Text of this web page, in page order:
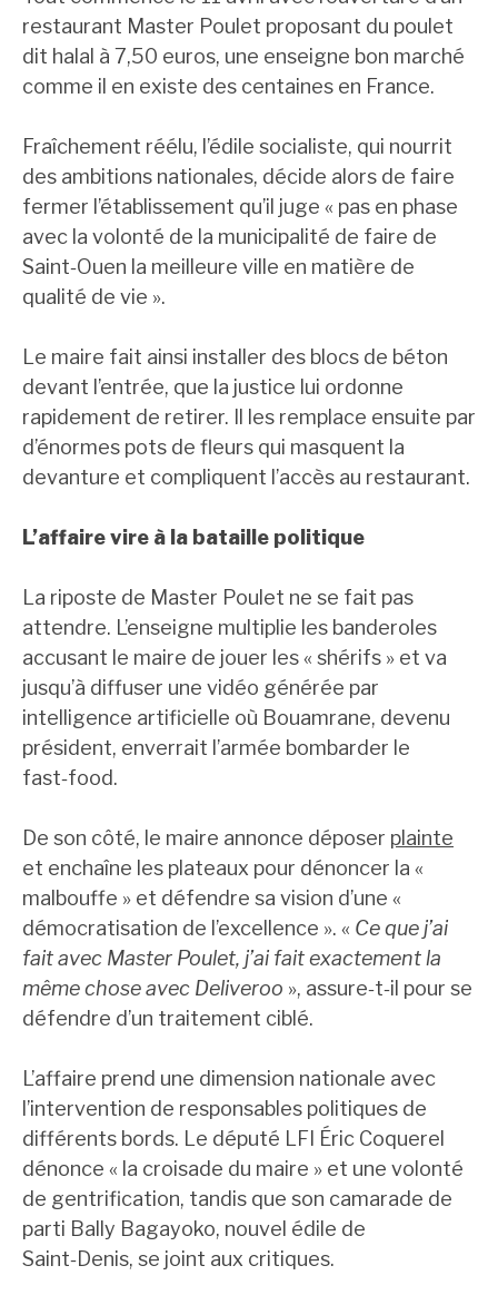
restaurant Master Poulet proposant du poulet
dit halal à 7,50 euros, une enseigne bon marché
comme il en existe des centaines en France.
Fraîchement réélu, l’édile socialiste, qui nourrit
des ambitions nationales, décide alors de faire
fermer l’établissement qu’il juge « pas en phase
avec la volonté de la municipalité de faire de
Saint‑Ouen la meilleure ville en matière de
qualité de vie ».
Le maire fait ainsi installer des blocs de béton
devant l’entrée, que la justice lui ordonne
rapidement de retirer. Il les remplace ensuite par
d’énormes pots de fleurs qui masquent la
devanture et compliquent l’accès au restaurant.
L’affaire vire à la bataille politique
La riposte de Master Poulet ne se fait pas
attendre. L’enseigne multiplie les banderoles
accusant le maire de jouer les « shérifs » et va
jusqu’à diffuser une vidéo générée par
intelligence artificielle où Bouamrane, devenu
président, enverrait l’armée bombarder le
fast‑food.
De son côté, le maire annonce déposer plainte
et enchaîne les plateaux pour dénoncer la «
malbouffe » et défendre sa vision d’une «
démocratisation de l’excellence ». « Ce que j’ai
fait avec Master Poulet, j’ai fait exactement la
même chose avec Deliveroo », assure‑t‑il pour se
défendre d’un traitement ciblé.
L’affaire prend une dimension nationale avec
l’intervention de responsables politiques de
différents bords. Le député LFI Éric Coquerel
dénonce « la croisade du maire » et une volonté
de gentrification, tandis que son camarade de
parti Bally Bagayoko, nouvel édile de
Saint‑Denis, se joint aux critiques.